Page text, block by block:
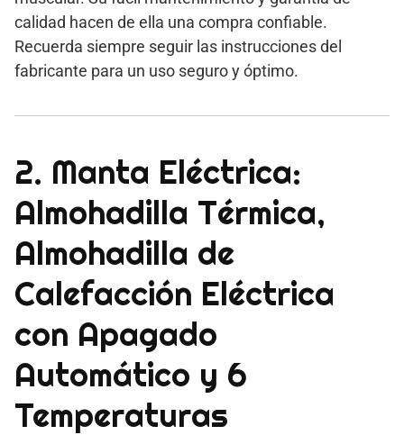
calidad hacen de ella una compra confiable.
Recuerda siempre seguir las instrucciones del
fabricante para un uso seguro y óptimo.
2. Manta Eléctrica:
Almohadilla Térmica,
Almohadilla de
Calefacción Eléctrica
con Apagado
Automático y 6
Temperaturas